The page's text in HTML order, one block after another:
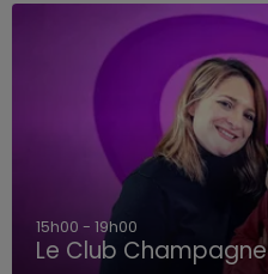
15h00 - 19h00
Le Club Champagne